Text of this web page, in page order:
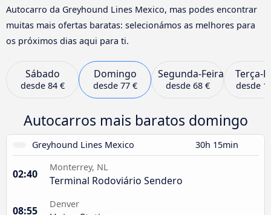
Autocarro da Greyhound Lines Mexico, mas podes encontrar
muitas mais ofertas baratas: selecionámos as melhores para
os próximos dias aqui para ti.
Sábado
desde 84 €
Domingo
desde 77 €
Segunda-Feira
desde 68 €
Terça-
desde
Autocarros mais baratos domingo
Greyhound Lines Mexico 30h 15min
02:40
Monterrey, NL
Terminal Rodoviário Sendero
08:55
Denver